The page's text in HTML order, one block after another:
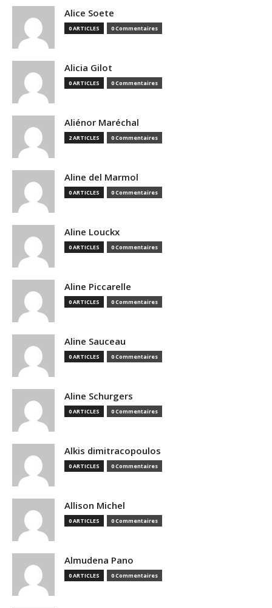
Alice Soete
0 ARTICLES 0 Commentaires
Alicia Gilot
0 ARTICLES 0 Commentaires
Aliénor Maréchal
2 ARTICLES 0 Commentaires
Aline del Marmol
0 ARTICLES 0 Commentaires
Aline Louckx
0 ARTICLES 0 Commentaires
Aline Piccarelle
0 ARTICLES 0 Commentaires
Aline Sauceau
0 ARTICLES 0 Commentaires
Aline Schurgers
0 ARTICLES 0 Commentaires
Alkis dimitracopoulos
0 ARTICLES 0 Commentaires
Allison Michel
0 ARTICLES 0 Commentaires
Almudena Pano
0 ARTICLES 0 Commentaires